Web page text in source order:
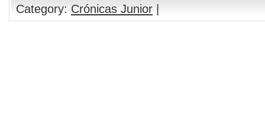
Category: Crónicas Junior |